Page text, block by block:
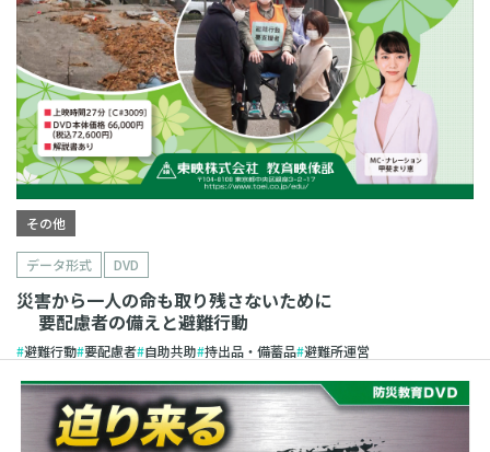
その他
データ形式 DVD
災害から一人の命も取り残さないために
要配慮者の備えと避難行動
避難行動 要配慮者 自助共助 持出品・備蓄品 避難所運営